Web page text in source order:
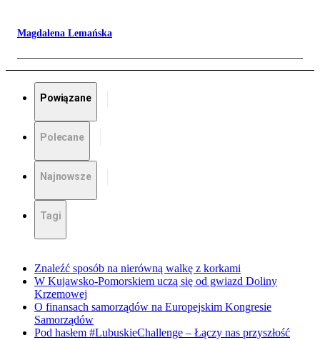
Magdalena Lemańska
Powiązane
Polecane
Najnowsze
Tagi
Znaleźć sposób na nierówną walkę z korkami
W Kujawsko-Pomorskiem uczą się od gwiazd Doliny
Krzemowej
O finansach samorządów na Europejskim Kongresie
Samorządów
Pod hasłem #LubuskieChallenge – Łączy nas przyszłość